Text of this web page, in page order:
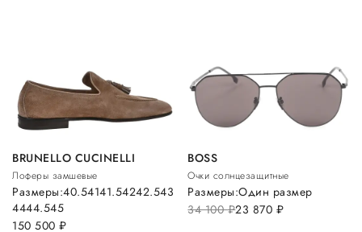
BRUNELLO CUCINELLI
Лоферы замшевые
150 500 руб.
Размеры:40.54141.54242.543
4444.545
BOSS
Очки солнцезащитные
34 100руб.23 870 руб.
Размеры:Один размер